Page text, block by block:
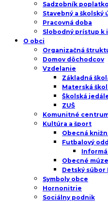
Sadzobník
Stavebný a školský
Pracovná doba
Slobodný prístup k
O obci
Organizačná
Domov dôchodcov
Vzdelanie
Základná
Materská
Školská
ZUŠ
Komunitné
Kultúra a šport
Obecná
Futbalový
Obecné
Detský súbor
Symboly obce
Hornonitrie
Sociálny podnik